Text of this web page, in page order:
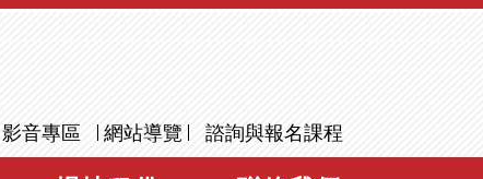
影音專區 網站導覽 諮詢與報名課程
新訊 07-30
AIOT智慧物聯網設計實作班 _錄訓
錄訓公告
新訊 06-17
Vue框架網站前端開發設計實務班